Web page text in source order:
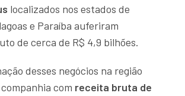
localizados nos estados de
e Paraíba auferiram
de cerca de R$ 4,9 bilhões.
desses negócios na região
com receita bruta de